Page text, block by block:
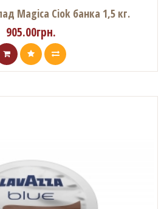
Magica Ciok банка 1,5 кг.
905.00грн.